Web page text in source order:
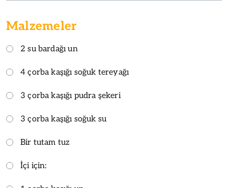
Malzemeler
2 su bardağı un
4 çorba kaşığı soğuk tereyağı
3 çorba kaşığı pudra şekeri
3 çorba kaşığı soğuk su
Bir tutam tuz
İçi için: